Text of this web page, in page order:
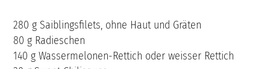
280 g Saiblingsfilets, ohne Haut und Gräten
80 g Radieschen
140 g Wassermelonen-Rettich oder weisser Rettich